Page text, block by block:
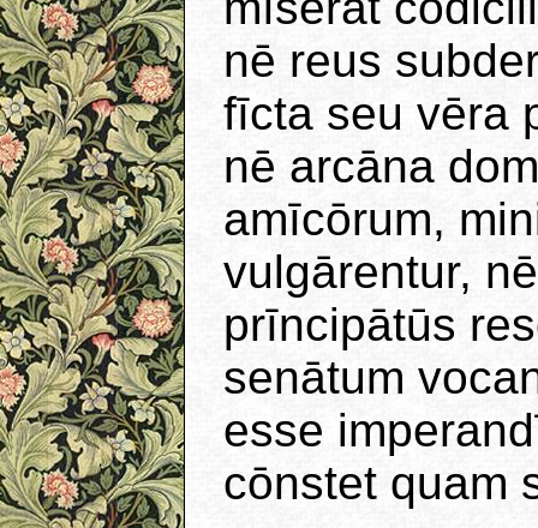
nē reus
fīcta seu vēra
nē arcāna
amīcōrum,
vulgārentur,
prīncipātūs
senātum
esse
cōnstet quam